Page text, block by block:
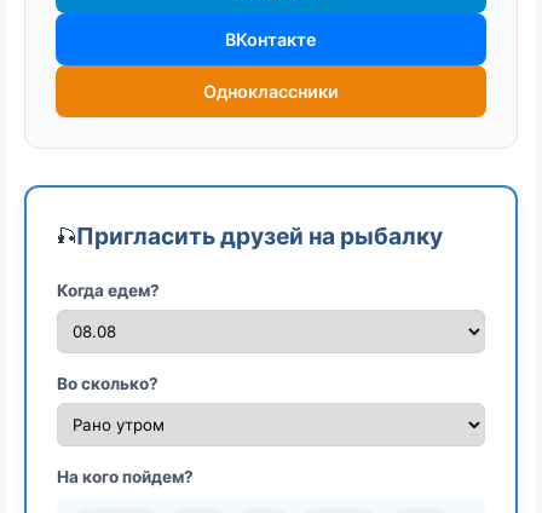
ВКонтакте
Одноклассники
🎣Пригласить друзей на рыбалку
Когда едем?
Во сколько?
На кого пойдем?